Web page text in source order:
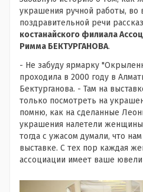
украшения ручной работы, во
поздравительной речи
костанайского филиала
Римма БЕКТУРГАНОВА.
- Не забуду ярмарку
проходила в 2000 году в
Бектурганова. - Там на
только посмотреть на
помню, как на сделанные
украшения налетели
тогда с ужасом думали, что
выставке. С тех пор каждая
ассоциации имеет ваше